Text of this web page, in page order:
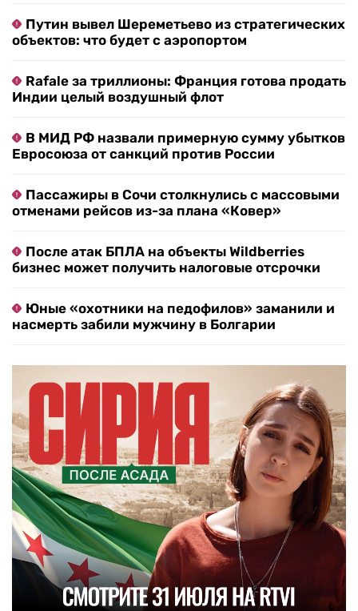
Путин вывел Шереметьево из стратегических
объектов: что будет с аэропортом
Rafale за триллионы: Франция готова продать
Индии целый воздушный флот
В МИД РФ назвали примерную сумму убытков
Евросоюза от санкций против России
Пассажиры в Сочи столкнулись с массовыми
отменами рейсов из-за плана «Ковер»
После атак БПЛА на объекты Wildberries
бизнес может получить налоговые отсрочки
Юные «охотники на педофилов» заманили и
насмерть забили мужчину в Болгарии